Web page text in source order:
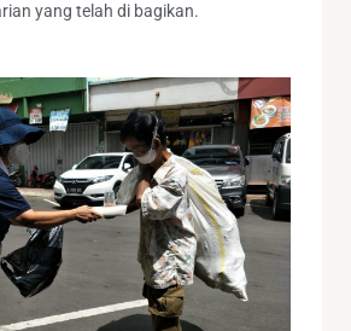
yang telah di bagikan.